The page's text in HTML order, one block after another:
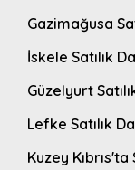
Gazimağusa
İskele Satılık
Güzelyurt
Lefke Satılık
Kuzey Kıbrıs'ta